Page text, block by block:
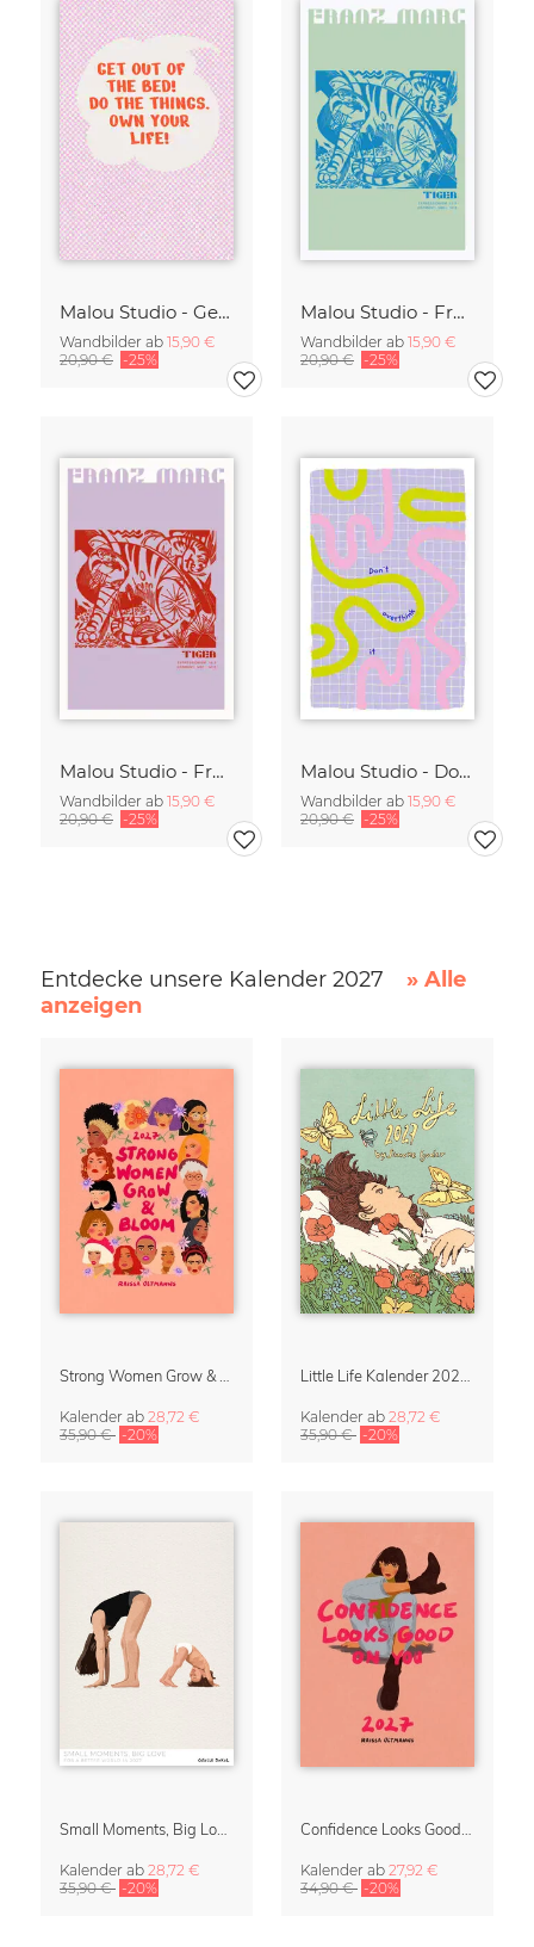
Malou Studio - Get out of bed
Wandbilder ab 15,90 €
20,90 € -25%
Malou Studio - Franz Marc - Tiger in lilac
Wandbilder ab 15,90 €
20,90 € -25%
Malou Studio - Franz Marc - Tiger in rot
Wandbilder ab 15,90 €
20,90 € -25%
Malou Studio - Don't overthink it
Wandbilder ab 15,90 €
20,90 € -25%
Entdecke unsere Kalender 2027
» Alle
anzeigen
Strong Women Grow & Bloom Kalender 2027
Kalender ab 28,72 €
35,90 € -20%
Little Life Kalender 2027 von Simone Goder
Kalender ab 28,72 €
35,90 € -20%
Small Moments, Big Love – Mutterschaftskalender von Giselle Dekel
Kalender ab 28,72 €
35,90 € -20%
Confidence Looks Good On You Kalender 2027
Kalender ab 27,92 €
34,90 € -20%